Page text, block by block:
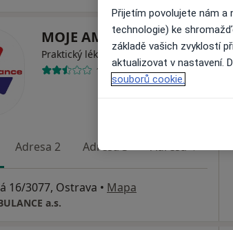
MOJE AMBULANCE a.s.
Praktický lékař
11 názorů
Adresa 2 Adresa 3 Adresa 4
16/3077, Ostrava • Mapa
a.s.
Přijetím povolujete nám a
technologie) ke
základě vašich zvyklostí
aktualizovat v nastavení.
souborů cookie.